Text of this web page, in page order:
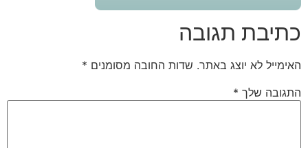
כתיבת תגובה
האימייל לא יוצג באתר. שדות החובה מסומנים *
התגובה שלך *